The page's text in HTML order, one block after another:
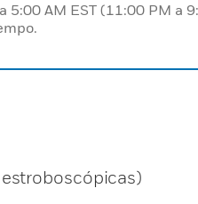
AM EST (11:00 PM a